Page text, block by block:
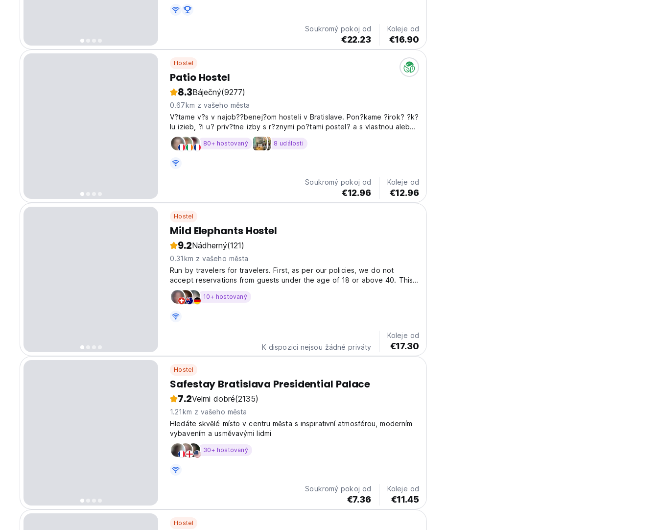
Soukromý pokoj od
€22.23
Koleje od
€16.90
Hostel
Patio Hostel
8.3Báječný(9277)
0.67km z vašeho města
V?tame v?s v najob??benej?om hosteli v Bratislave. Pon?kame ?irok? ?k?
lu izieb, ?i u? priv?tne izby s r?znymi po?tami postel? a s vlastnou alebo
aj zdie?anou k?pe??ou, alebo zdie?an? viacposte?ov? izby pre t?ch
ktor? h?adaj? kvalitn? ubytovanie za ?o najni??iu...
80+ hostovaný 8 události
Soukromý pokoj od
€12.96
Koleje od
€12.96
Hostel
Mild Elephants Hostel
9.2Nádherný(121)
0.31km z vašeho města
Run by travelers for travelers. First, as per our policies, we do not
accept reservations from guests under the age of 18 or above 40. This
information is located prior to your booking under House Rules. More
info at the bottom of this message. Mild Elephants...
10+ hostovaný
K dispozici nejsou žádné priváty
Koleje od
€17.30
Hostel
Safestay Bratislava Presidential Palace
7.2Velmi dobré(2135)
1.21km z vašeho města
Hledáte skvělé místo v centru města s inspirativní atmosférou, moderním
vybavením a usměvavými lidmi
30+ hostovaný
Soukromý pokoj od
€7.36
Koleje od
€11.45
Hostel